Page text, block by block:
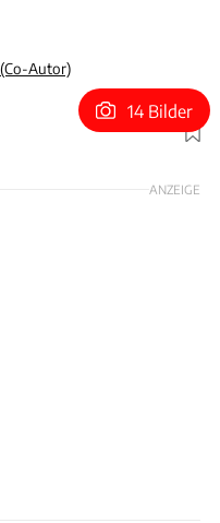
Autor)
Foto: Sven Krieger
14 Bilder
ANZEIGE